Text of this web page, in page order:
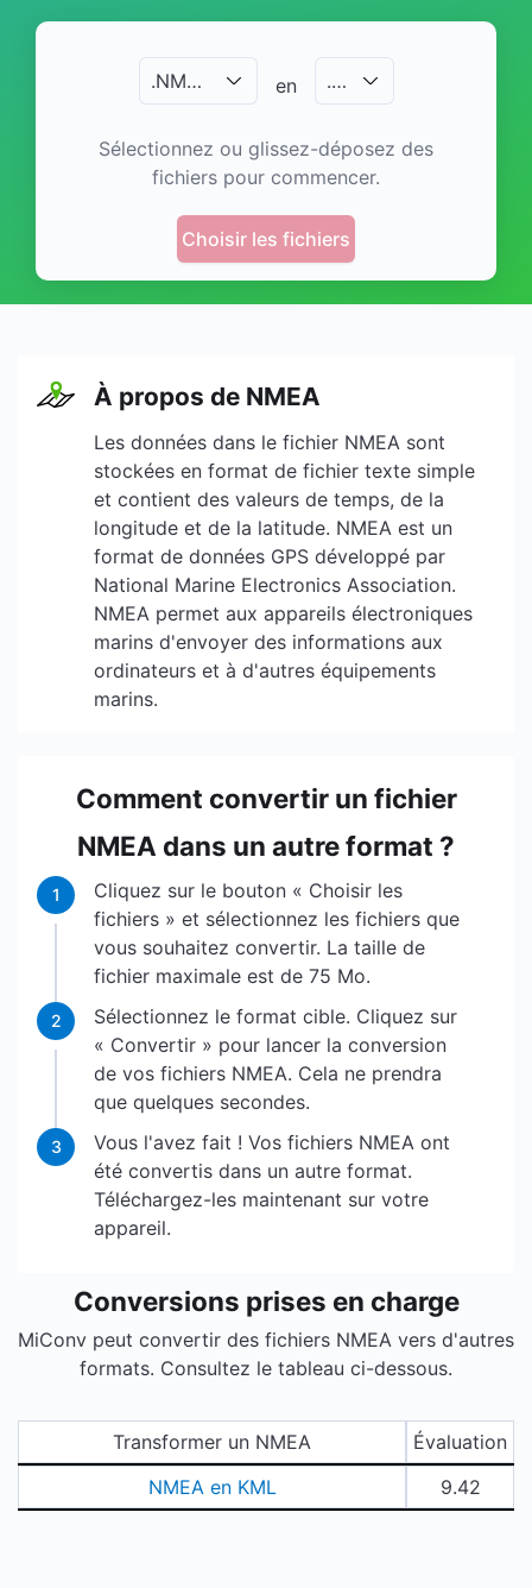
.NMEA en .…
Sélectionnez ou glissez-déposez des
fichiers pour commencer.
Choisir les fichiers
À propos de NMEA
Les données dans le fichier NMEA sont
stockées en format de fichier texte simple
et contient des valeurs de temps, de la
longitude et de la latitude. NMEA est un
format de données GPS développé par
National Marine Electronics Association.
NMEA permet aux appareils électroniques
marins d'envoyer des informations aux
ordinateurs et à d'autres équipements
marins.
Comment convertir un fichier
NMEA dans un autre format ?
1
Cliquez sur le bouton « Choisir les
fichiers » et sélectionnez les fichiers que
vous souhaitez convertir. La taille de
fichier maximale est de 75 Mo.
2
Sélectionnez le format cible. Cliquez sur
« Convertir » pour lancer la conversion
de vos fichiers NMEA. Cela ne prendra
que quelques secondes.
3
Vous l'avez fait ! Vos fichiers NMEA ont
été convertis dans un autre format.
Téléchargez-les maintenant sur votre
appareil.
Conversions prises en charge
MiConv peut convertir des fichiers NMEA vers d'autres
formats. Consultez le tableau ci-dessous.
Transformer un NMEA
Évaluation
NMEA en KML
9.42